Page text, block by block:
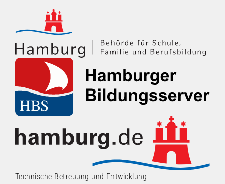
Technische Betreuung und Entwicklung